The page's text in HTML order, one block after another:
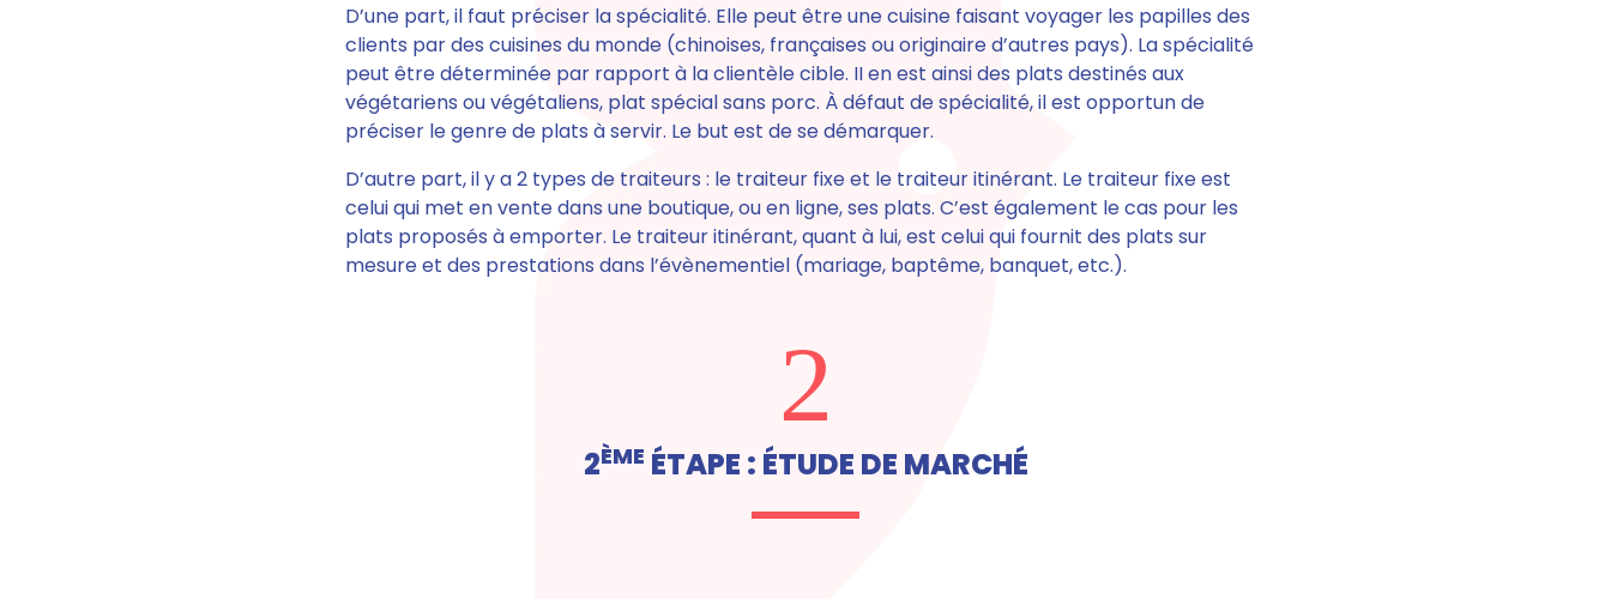
D’une part,il faut préciser la spécialité. Elle peut être une cuisine faisant voyager les papilles des
clients par des cuisines du monde (chinoises, françaises ou originaire d’autres pays). La spécialité
peut être déterminée par rapport à la clientèle cible. II en est ainsi des plats destinés aux
végétariens ou végétaliens, plat spécial sans porc. À défaut de spécialité, il est opportun de
préciser le genre de plats à servir. Le but est de se démarquer.
D’autre part,il y a 2 types de traiteurs : le traiteur fixe et le traiteur itinérant. Le traiteur fixe est
celui qui met en vente dans une boutique, ou en ligne, ses plats. C’est également le cas pour les
plats proposés à emporter. Le traiteur itinérant, quant à lui, est celui qui fournit des plats sur
mesure et des prestations dans l’évènementiel (mariage, baptême, banquet, etc.).
2
2ÈME ÉTAPE : ÉTUDE DE MARCHÉ